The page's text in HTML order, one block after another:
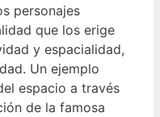
personajes
que los erige
y espacialidad,
Un ejemplo
espacio a través
de la famosa